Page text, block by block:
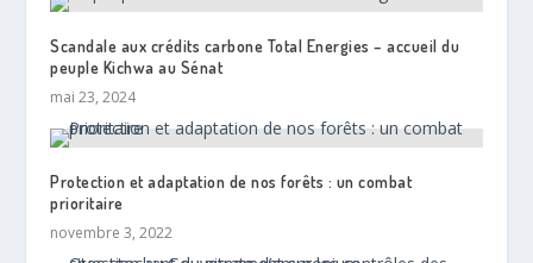
Scandale aux crédits carbone Total Energies – accueil du
peuple Kichwa au Sénat
mai 23, 2024
Protection et adaptation de nos forêts : un combat
prioritaire
novembre 3, 2022